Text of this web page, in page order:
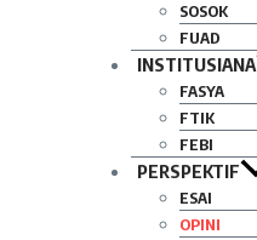
SOSOK
FUAD
INSTITUSIANA
FASYA
FTIK
FEBI
PERSPEKTIF
ESAI
OPINI